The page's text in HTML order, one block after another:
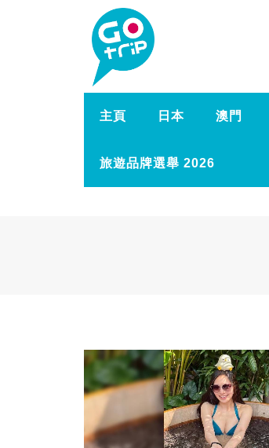
主頁 日本 澳門
旅遊品牌選舉 2026